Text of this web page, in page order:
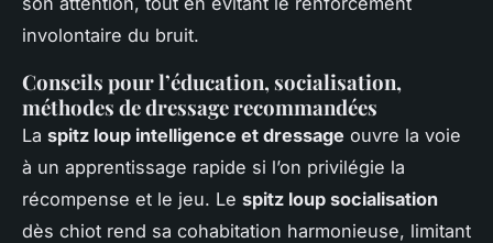
involontaire du bruit.
Conseils pour l’éducation, socialisation,
méthodes de dressage recommandées
La spitz loup intelligence et dressage ouvre la voie
à un apprentissage rapide si l’on privilégie la
récompense et le jeu. Le spitz loup socialisation
dès chiot rend sa cohabitation harmonieuse, limitant